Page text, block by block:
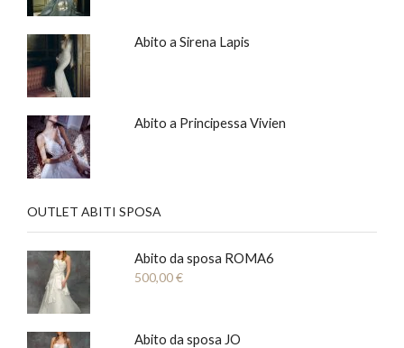
Abito a Sirena Lapis
Abito a Principessa Vivien
OUTLET ABITI SPOSA
Abito da sposa ROMA6
500,00€
Abito da sposa JO